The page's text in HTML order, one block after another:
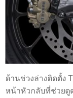
ด้านช่วงล่างติดตั้ง
หน้าหัวกลับที่ช่วยดู